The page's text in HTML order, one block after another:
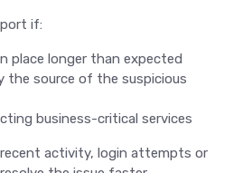
if:
place longer than expected
the source of the suspicious
business-critical services
activity, login attempts or